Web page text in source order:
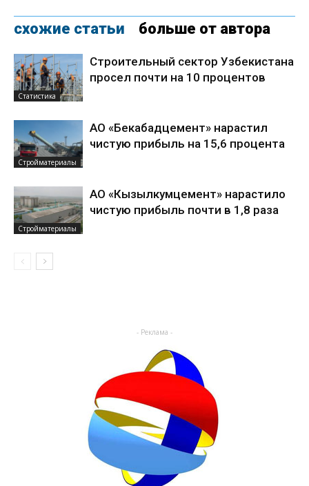
схожие статьи больше от автора
Статистика
Строительный сектор Узбекистана
просел почти на 10 процентов
Стройматериалы
АО «Бекабадцемент» нарастил
чистую прибыль на 15,6 процента
Стройматериалы
АО «Кызылкумцемент» нарастило
чистую прибыль почти в 1,8 раза
- Реклама -